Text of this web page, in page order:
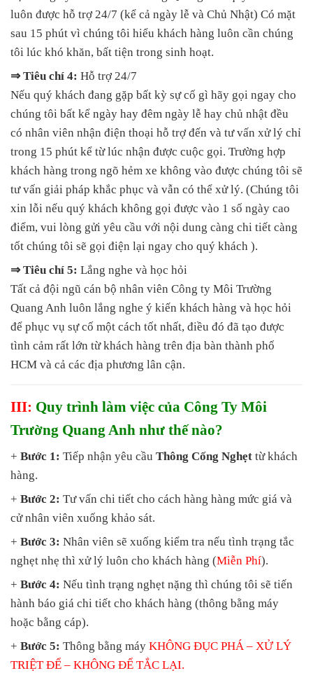
luôn được hỗ trợ 24/7 (kể cả ngày lễ và Chủ Nhật) Có mặt
sau 15 phút vì chúng tôi hiểu khách hàng luôn cần chúng
tôi lúc khó khăn, bất tiện trong sinh hoạt.
⇒ Tiêu chí 4: Hỗ trợ 24/7
Nếu quý khách đang gặp bất kỳ sự cố gì hãy gọi ngay cho
chúng tôi bất kể ngày hay đêm ngày lễ hay chủ nhật đều
có nhân viên nhận điện thoại hỗ trợ đến và tư vấn xử lý chỉ
trong 15 phút kể từ lúc nhận được cuộc gọi. Trường hợp
khách hàng trong ngõ hẻm xe không vào được chúng tôi sẽ
tư vấn giải pháp khắc phục và vẫn có thể xử lý. (Chúng tôi
xin lỗi nếu quý khách không gọi được vào 1 số ngày cao
điểm, vui lòng gửi yêu cầu với nội dung càng chi tiết càng
tốt chúng tôi sẽ gọi điện lại ngay cho quý khách ).
⇒ Tiêu chí 5: Lắng nghe và học hỏi
Tất cả đội ngũ cán bộ nhân viên Công ty Môi Trường
Quang Anh luôn lắng nghe ý kiến khách hàng và học hỏi
để phục vụ sự cố một cách tốt nhất, điều đó đã tạo được
tình cảm rất lớn từ khách hàng trên địa bàn thành phố
HCM và cả các địa phương lân cận.
III: Quy trình làm việc của Công Ty Môi
Trường Quang Anh như thế nào?
+ Bước 1: Tiếp nhận yêu cầu Thông Cống Nghẹt từ khách
hàng.
+ Bước 2: Tư vấn chi tiết cho cách hàng hàng mức giá và
cử nhân viên xuống khảo sát.
+ Bước 3: Nhân viên sẽ xuống kiểm tra nếu tình trạng tắc
nghẹt nhẹ thì xử lý luôn cho khách hàng (Miễn Phí).
+ Bước 4: Nếu tình trạng nghẹt nặng thì chúng tôi sẽ tiến
hành báo giá chi tiết cho khách hàng (thông bằng máy
hoặc bằng cáp).
+ Bước 5: Thông bằng máy KHÔNG ĐỤC PHÁ – XỬ LÝ
TRIỆT ĐỂ – KHÔNG ĐỂ TẮC LẠI.